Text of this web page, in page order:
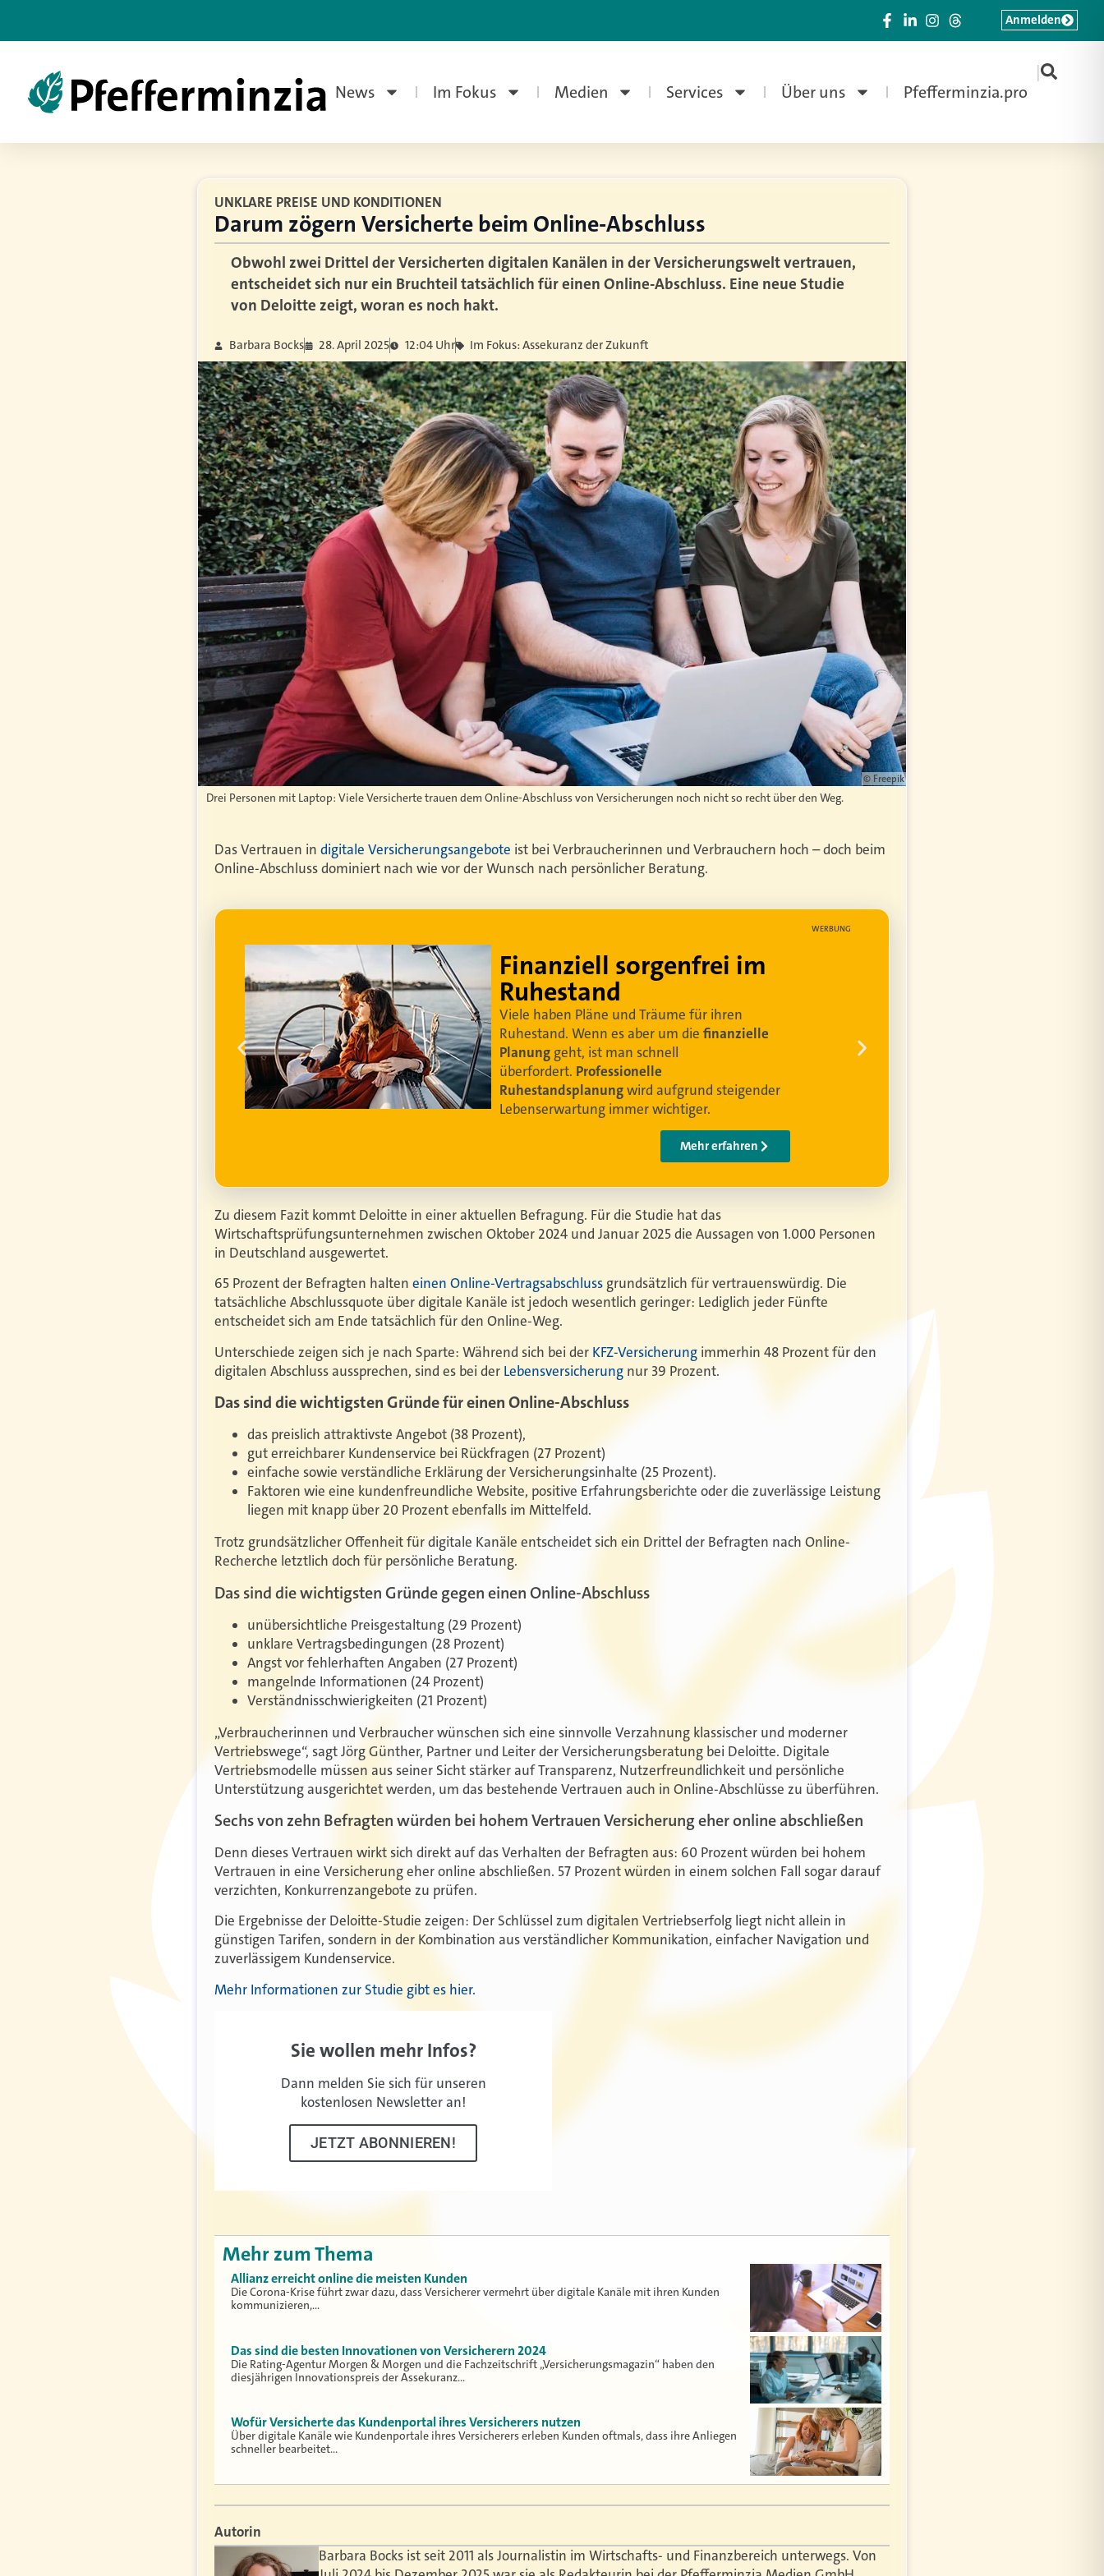
News Im Fokus Medien Services Über uns Pfefferminzia.pro
|
Anmelden
UNKLARE PREISE UND KONDITIONEN
Darum zögern Versicherte beim Online-Abschluss
Obwohl zwei Drittel der Versicherten digitalen Kanälen in der Versicherungswelt vertrauen,
entscheidet sich nur ein Bruchteil tatsächlich für einen Online-Abschluss. Eine neue Studie
von Deloitte zeigt, woran es noch hakt.
Barbara Bocks 28. April 2025 12:04 Uhr Im Fokus: Assekuranz der Zukunft
© Freepik
Drei Personen mit Laptop: Viele Versicherte trauen dem Online-Abschluss von Versicherungen noch nicht so recht über den Weg.
Das Vertrauen in digitale Versicherungsangebote ist bei Verbraucherinnen und Verbrauchern hoch – doch beim
Online-Abschluss dominiert nach wie vor der Wunsch nach persönlicher Beratung.
WERBUNG
Lebe dein bestes Leben
Um sorgenfrei in den Ruhestand zu blicken,
braucht esprofessionelle Ruhestandsplanung
Damit Ihre Kundinnen und Kundenihr bestes
Leben leben können.
Video anschauen
Zu diesem Fazit kommt Deloitte in einer aktuellen Befragung. Für die Studie hat das
Wirtschaftsprüfungsunternehmen zwischen Oktober 2024 und Januar 2025 die Aussagen von 1.000 Personen
in Deutschland ausgewertet.
65 Prozent der Befragten halten einen Online-Vertragsabschluss grundsätzlich für vertrauenswürdig. Die
tatsächliche Abschlussquote über digitale Kanäle ist jedoch wesentlich geringer: Lediglich jeder Fünfte
entscheidet sich am Ende tatsächlich für den Online-Weg.
Unterschiede zeigen sich je nach Sparte: Während sich bei der KFZ-Versicherung immerhin 48 Prozent für den
digitalen Abschluss aussprechen, sind es bei der Lebensversicherung nur 39 Prozent.
Das sind die wichtigsten Gründe für einen Online-Abschluss
das preislich attraktivste Angebot (38 Prozent),
gut erreichbarer Kundenservice bei Rückfragen (27 Prozent)
einfache sowie verständliche Erklärung der Versicherungsinhalte (25 Prozent).
Faktoren wie eine kundenfreundliche Website, positive Erfahrungsberichte oder die zuverlässige Leistung
liegen mit knapp über 20 Prozent ebenfalls im Mittelfeld.
Trotz grundsätzlicher Offenheit für digitale Kanäle entscheidet sich ein Drittel der Befragten nach Online-
Recherche letztlich doch für persönliche Beratung.
Das sind die wichtigsten Gründe gegen einen Online-Abschluss
unübersichtliche Preisgestaltung (29 Prozent)
unklare Vertragsbedingungen (28 Prozent)
Angst vor fehlerhaften Angaben (27 Prozent)
mangelnde Informationen (24 Prozent)
Verständnisschwierigkeiten (21 Prozent)
„Verbraucherinnen und Verbraucher wünschen sich eine sinnvolle Verzahnung klassischer und moderner
Vertriebswege“, sagt Jörg Günther, Partner und Leiter der Versicherungsberatung bei Deloitte. Digitale
Vertriebsmodelle müssen aus seiner Sicht stärker auf Transparenz, Nutzerfreundlichkeit und persönliche
Unterstützung ausgerichtet werden, um das bestehende Vertrauen auch in Online-Abschlüsse zu überführen.
Sechs von zehn Befragten würden bei hohem Vertrauen Versicherung eher online abschließen
Denn dieses Vertrauen wirkt sich direkt auf das Verhalten der Befragten aus: 60 Prozent würden bei hohem
Vertrauen in eine Versicherung eher online abschließen. 57 Prozent würden in einem solchen Fall sogar darauf
verzichten, Konkurrenzangebote zu prüfen.
Die Ergebnisse der Deloitte-Studie zeigen: Der Schlüssel zum digitalen Vertriebserfolg liegt nicht allein in
günstigen Tarifen, sondern in der Kombination aus verständlicher Kommunikation, einfacher Navigation und
zuverlässigem Kundenservice.
Mehr Informationen zur Studie gibt es hier.
Sie wollen mehr Infos?
Dann melden Sie sich für unseren
kostenlosen Newsletter an!
JETZT ABONNIEREN!
Mehr zum Thema
Allianz erreicht online die meisten Kunden
Die Corona-Krise führt zwar dazu, dass Versicherer vermehrt über digitale Kanäle mit ihren Kunden
kommunizieren,…
Das sind die besten Innovationen von Versicherern 2024
Die Rating-Agentur Morgen & Morgen und die Fachzeitschrift „Versicherungsmagazin“ haben den
diesjährigen Innovationspreis der Assekuranz…
Wofür Versicherte das Kundenportal ihres Versicherers nutzen
Über digitale Kanäle wie Kundenportale ihres Versicherers erleben Kunden oftmals, dass ihre Anliegen
schneller bearbeitet…
Autorin
Barbara Bocks ist seit 2011 als Journalistin im Wirtschafts- und Finanzbereich unterwegs. Von